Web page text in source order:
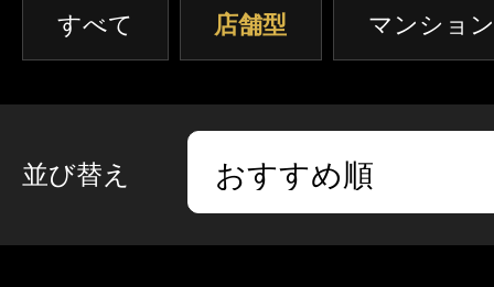
茨城 栃木 群馬
ジャンルから探す
即セラ
エリアから探す
神奈川 埼玉
写メ日記
すべて 店舗型 マンショ
並び替え